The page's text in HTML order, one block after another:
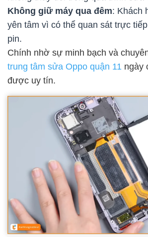
Không giữ máy qua đêm: Khách
yên tâm vì có thể quan sát trực
pin.
Chính nhờ sự minh bạch và
trung tâm sửa Oppo quận 11 ngày
được uy tín.